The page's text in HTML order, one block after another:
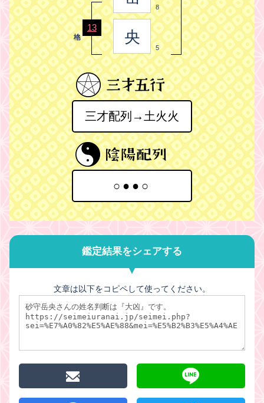
8
央
5
13
三才配列→土火火
○●●○
鑑定結果をシェアする
文章は以下をコピペして使ってください。